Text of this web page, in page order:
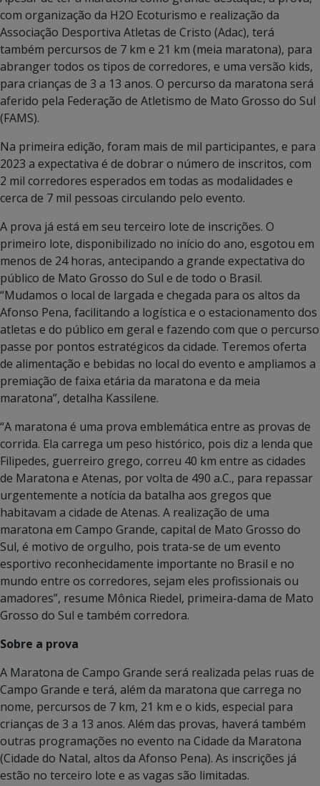
com organização da H2O Ecoturismo e realização da
Associação Desportiva Atletas de Cristo (Adac), terá
também percursos de 7 km e 21 km (meia maratona), para
abranger todos os tipos de corredores, e uma versão kids,
para crianças de 3 a 13 anos. O percurso da maratona será
aferido pela Federação de Atletismo de Mato Grosso do Sul
(FAMS).
Na primeira edição, foram mais de mil participantes, e para
2023 a expectativa é de dobrar o número de inscritos, com
2 mil corredores esperados em todas as modalidades e
cerca de 7 mil pessoas circulando pelo evento.
A prova já está em seu terceiro lote de inscrições. O
primeiro lote, disponibilizado no início do ano, esgotou em
menos de 24 horas, antecipando a grande expectativa do
público de Mato Grosso do Sul e de todo o Brasil.
“Mudamos o local de largada e chegada para os altos da
Afonso Pena, facilitando a logística e o estacionamento dos
atletas e do público em geral e fazendo com que o percurso
passe por pontos estratégicos da cidade. Teremos oferta
de alimentação e bebidas no local do evento e ampliamos a
premiação de faixa etária da maratona e da meia
maratona”, detalha Kassilene.
“A maratona é uma prova emblemática entre as provas de
corrida. Ela carrega um peso histórico, pois diz a lenda que
Filipedes, guerreiro grego, correu 40 km entre as cidades
de Maratona e Atenas, por volta de 490 a.C., para repassar
urgentemente a notícia da batalha aos gregos que
habitavam a cidade de Atenas. A realização de uma
maratona em Campo Grande, capital de Mato Grosso do
Sul, é motivo de orgulho, pois trata-se de um evento
esportivo reconhecidamente importante no Brasil e no
mundo entre os corredores, sejam eles profissionais ou
amadores”, resume Mônica Riedel, primeira-dama de Mato
Grosso do Sul e também corredora.
Sobre a prova
A Maratona de Campo Grande será realizada pelas ruas de
Campo Grande e terá, além da maratona que carrega no
nome, percursos de 7 km, 21 km e o kids, especial para
crianças de 3 a 13 anos. Além das provas, haverá também
outras programações no evento na Cidade da Maratona
(Cidade do Natal, altos da Afonso Pena). As inscrições já
estão no terceiro lote e as vagas são limitadas.